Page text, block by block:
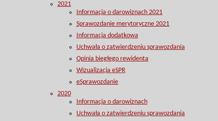
2021
Informacja o darowiznach 2021
Sprawozdanie merytoryczne 2021
Informacja dodatkowa
Uchwała o zatwierdzeniu sprawozdania
Opinia biegłego rewidenta
Wizualizacja eSPR
eSprawozdanie
2020
Informacja o darowiznach
Uchwała o zatwierdzeniu sprawozdania